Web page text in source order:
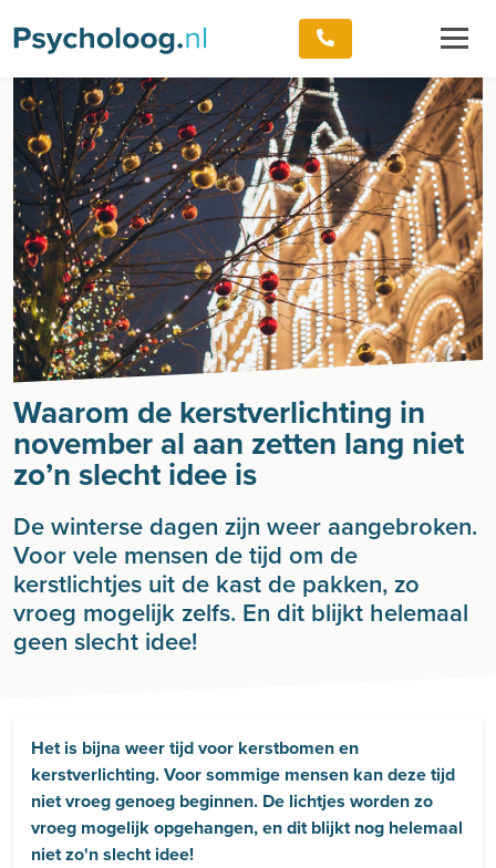
Waarom de kerstverlichting in
november al aan zetten lang niet
zo’n slecht idee is
De winterse dagen zijn weer aangebroken.
Voor vele mensen de tijd om de
kerstlichtjes uit de kast de pakken, zo
vroeg mogelijk zelfs. En dit blijkt helemaal
geen slecht idee!
Het is bijna weer tijd voor kerstbomen en
kerstverlichting. Voor sommige mensen kan deze tijd
niet vroeg genoeg beginnen. De lichtjes worden zo
vroeg mogelijk opgehangen, en dit blijkt nog helemaal
niet zo'n slecht idee!